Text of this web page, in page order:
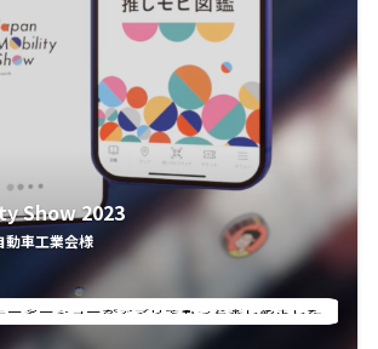
Show 2023
動車工業会様
しモビを探してビッグサイトで6時間も滞在
った
ーターショーがアプリでもっと楽しめました